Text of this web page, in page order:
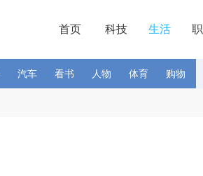
首页 科技 生活
汽车 看书 人物 体育 购物